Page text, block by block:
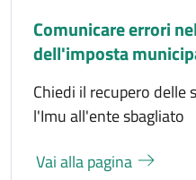
Comunicare errori
dell'imposta
Chiedi il recupero delle
l'Imu all'ente sbagliato
Vai alla pagina